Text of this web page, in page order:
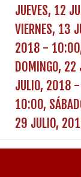
JUEVES, 12
VIERNES, 13
2018 - 10:00
DOMINGO,
JULIO, 2018
10:00,
29 JULIO,